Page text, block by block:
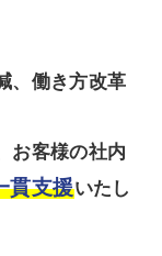
、働き方改革
お客様の社内
貫支援いたし